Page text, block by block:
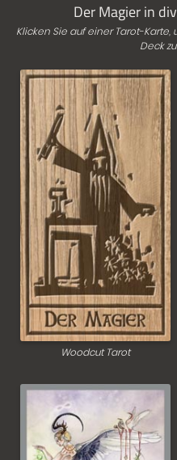
Der Magier in
Klicken Sie auf einer Tarot-
Deck
Woodcut Tarot